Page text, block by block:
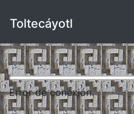
Toltecáyotl
Error de conexión.